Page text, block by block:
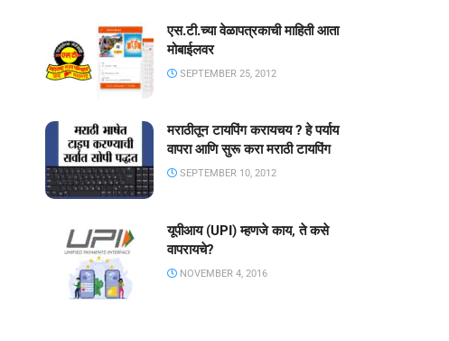
एस.टी.च्या वेळापत्रकाची माहिती आता
मोबाईलवर
SEPTEMBER 25, 2012
मराठीतून टायपिंग करायचय ? हे पर्याय
वापरा आणि सुरू करा मराठी टायपिंग
SEPTEMBER 10, 2012
यूपीआय (UPI) म्हणजे काय, ते कसे
वापरायचे?
NOVEMBER 4, 2016